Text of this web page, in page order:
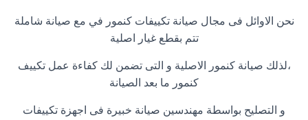
نحن الاوائل فى مجال صيانة تكييفات كنمور في مع صيانة شاملة
تتم بقطع غيار اصلية
،لذلك صيانة كنمور الاصلية و التى تضمن لك كفاءة عمل تكييف
كنمور ما بعد الصيانة
و التصليح بواسطة مهندسين صيانة خبيرة فى اجهزة تكييفات